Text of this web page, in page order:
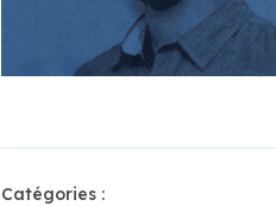
Catégories :